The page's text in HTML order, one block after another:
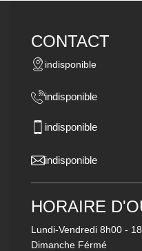
CONTACT
indisponible
indisponible
indisponible
indisponible
HORAIRE
Lundi-Vendredi 8h00 -
Dimanche Férmé